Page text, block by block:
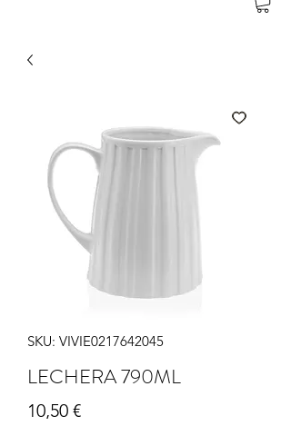
SKU: VIVIE0217642045
LECHERA 790ML
10,50 €Precio